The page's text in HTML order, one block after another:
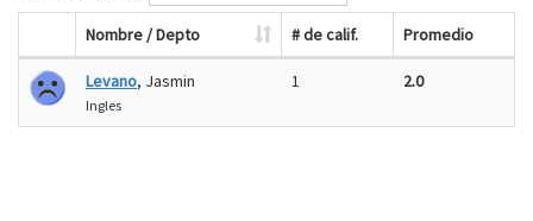
Nombre / Depto # de calif. Promedio
Levano, Jasmin
Ingles
1 2.0